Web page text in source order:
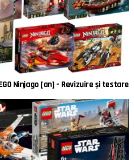
Ninjago [an] – Revizuire și testare